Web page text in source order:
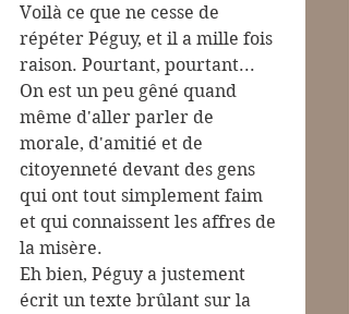
Voilà ce que ne cesse de
répéter Péguy, et il a mille fois
raison. Pourtant, pourtant...
On est un peu gêné quand
même d'aller parler de
morale, d'amitié et de
citoyenneté devant des gens
qui ont tout simplement faim
et qui connaissent les affres de
la misère.
Eh bien, Péguy a justement
écrit un texte brûlant sur la